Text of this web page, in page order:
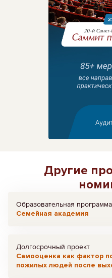
Другие
Образовательная программа
Семейная академия
Долгосрочный проект
Самооценка как фактор
пожилых людей после